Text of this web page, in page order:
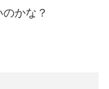
かな？